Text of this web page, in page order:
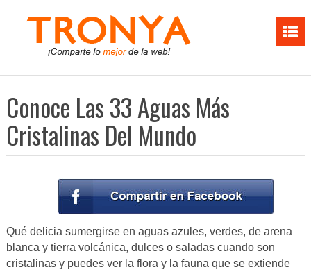
Conoce Las 33 Aguas Más
Cristalinas Del Mundo
Qué delicia sumergirse en aguas azules, verdes, de arena
blanca y tierra volcánica, dulces o saladas cuando son
cristalinas y puedes ver la flora y la fauna que se extiende